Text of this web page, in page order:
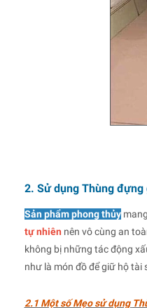
2. Sử dụng Thùng đựng
Sản phẩm phong thủy
tự nhiên nên vô cùng an
không bị những tác động
như là món đồ để giữ hộ tài
2.1 Một số Mẹo sử dụng